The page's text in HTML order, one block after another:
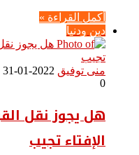
أكمل القراءة »
دين ودنيا
منى توفيق 2022-01-31
0
هل يجوز نقل
الإفتاء تجيب